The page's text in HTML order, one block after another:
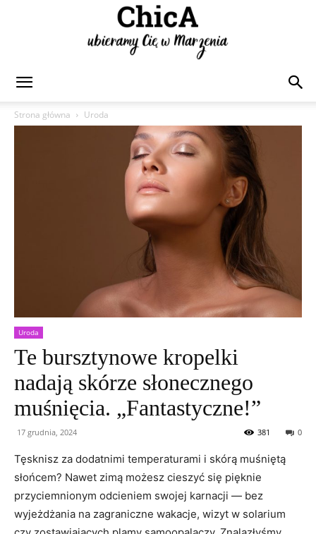
Strona główna
Uroda
Uroda
Te bursztynowe kropelki
nadają skórze słonecznego
muśnięcia. „Fantastyczne!”
17 grudnia, 2024 0
381
Tęsknisz za dodatnimi temperaturami i skórą muśniętą
słońcem? Nawet zimą możesz cieszyć się pięknie
przyciemnionym odcieniem swojej karnacji — bez
wyjeżdżania na zagraniczne wakacje, wizyt w solarium